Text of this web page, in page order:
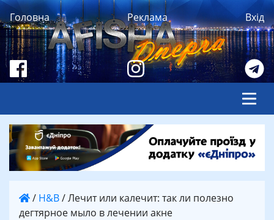
Головна Реклама Вхід
/ H&B/Лечит или калечит: так ли полезно
дегтярное мыло в лечении акне